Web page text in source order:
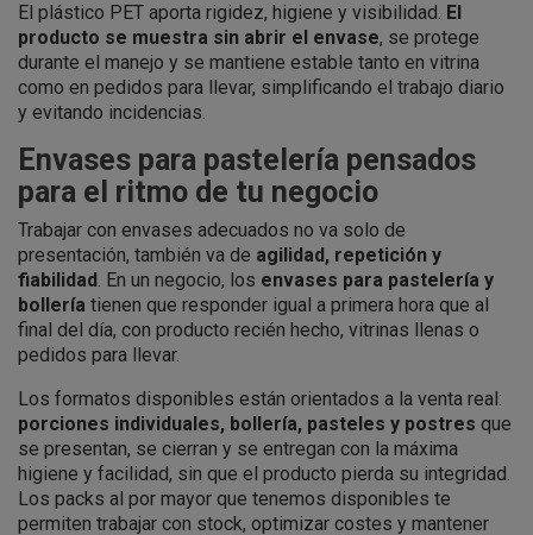
El plástico PET aporta rigidez, higiene y visibilidad. El
producto se muestra sin abrir el envase, se protege
durante el manejo y se mantiene estable tanto en vitrina
como en pedidos para llevar, simplificando el trabajo diario
y evitando incidencias.
Envases para pastelería pensados
para el ritmo de tu negocio
Trabajar con envases adecuados no va solo de
presentación, también va de agilidad, repetición y
fiabilidad . En un negocio, los envases para pastelería y
bollería tienen que responder igual a primera hora que al
final del día, con producto recién hecho, vitrinas llenas o
pedidos para llevar.
Los formatos disponibles están orientados a la venta real:
porciones individuales, bollería, pasteles y postres que
se presentan, se cierran y se entregan con la máxima
higiene y facilidad, sin que el producto pierda su integridad.
Los packs al por mayor que tenemos disponibles te
permiten trabajar con stock, optimizar costes y mantener